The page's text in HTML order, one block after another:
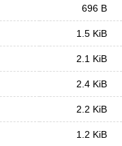
696 B
1.5 KiB
2.1 KiB
2.4 KiB
2.2 KiB
1.2 KiB